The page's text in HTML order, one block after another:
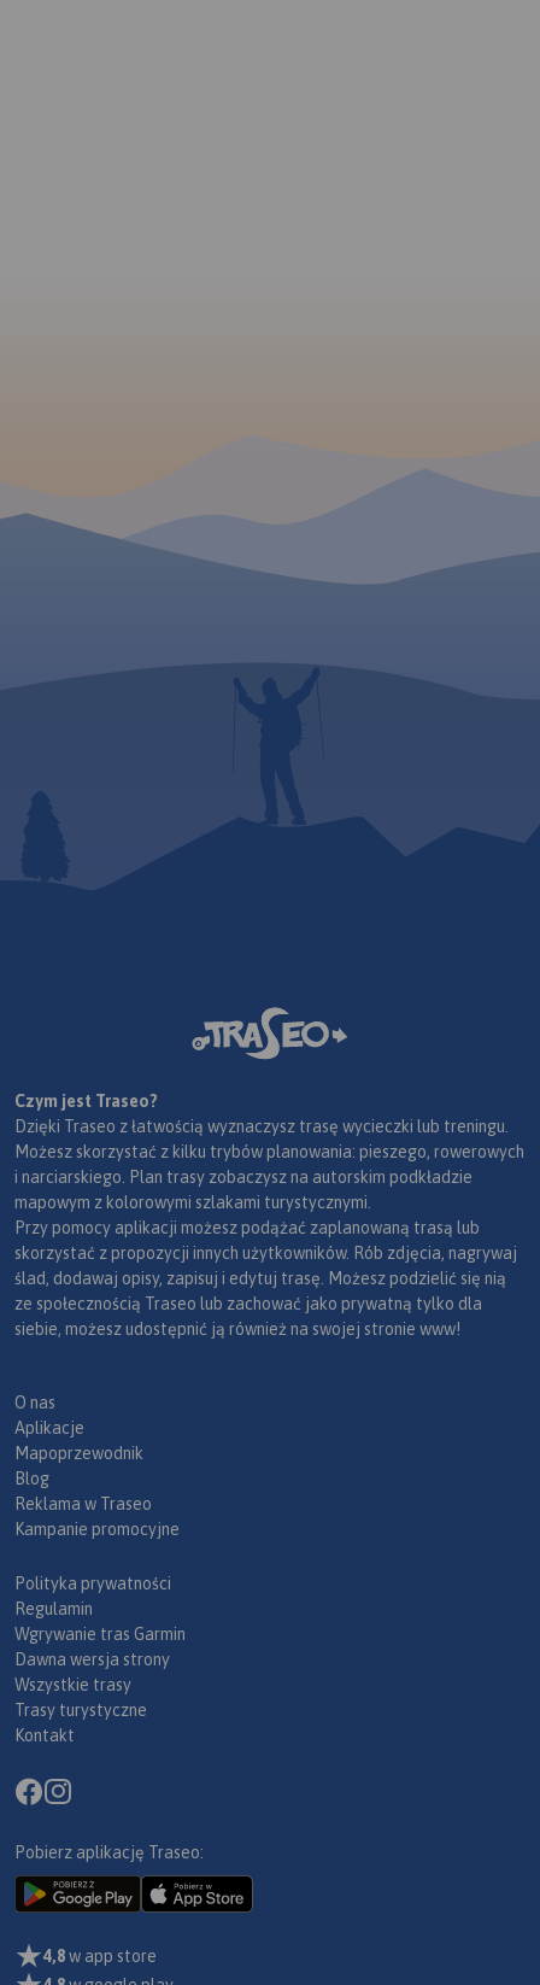
Czym jest Traseo?
Dzięki Traseo z łatwością wyznaczysz trasę wycieczki lub treningu.
Możesz skorzystać z kilku trybów planowania: pieszego, rowerowych
i narciarskiego. Plan trasy zobaczysz na autorskim podkładzie
mapowym z kolorowymi szlakami turystycznymi.
Przy pomocy aplikacji możesz podążać zaplanowaną trasą lub
skorzystać z propozycji innych użytkowników. Rób zdjęcia, nagrywaj
ślad, dodawaj opisy, zapisuj i edytuj trasę. Możesz podzielić się nią
ze społecznością Traseo lub zachować jako prywatną tylko dla
siebie, możesz udostępnić ją również na swojej stronie www!
O nas
Aplikacje
Mapoprzewodnik
Blog
Reklama w Traseo
Kampanie promocyjne
Polityka prywatności
Regulamin
Wgrywanie tras Garmin
Dawna wersja strony
Wszystkie trasy
Trasy turystyczne
Kontakt
Pobierz aplikację Traseo:
4,8w app store